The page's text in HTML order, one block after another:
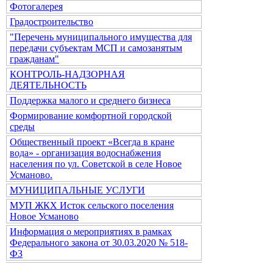
Фотогалерея
Градостроительство
"Перечень муниципального имущества для
передачи субъектам МСП и самозанятым
гражданам"
КОНТРОЛЬ-НАДЗОРНАЯ
ДЕЯТЕЛЬНОСТЬ
Поддержка малого и среднего бизнеса
Формирование комфортной городской
среды
Общественный проект «Всегда в кране
вода» - организация водоснабжения
населения по ул. Советской в селе Новое
Усманово.
МУНИЦИПАЛЬНЫЕ УСЛУГИ
МУП ЖКХ Исток сельского поселения
Новое Усманово
Информация о мероприятиях в рамках
Федерального закона от 30.03.2020 № 518-
ФЗ